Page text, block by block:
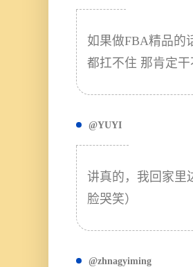
如果做FBA精品的
都扛不住 那肯定干
@YUYI
讲真的，我回家里
脸哭笑）
@zhnagyiming